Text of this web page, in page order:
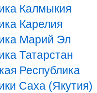
Калмыкия
Карелия
Марий Эл
Татарстан
Республика
Саха (Якутия)